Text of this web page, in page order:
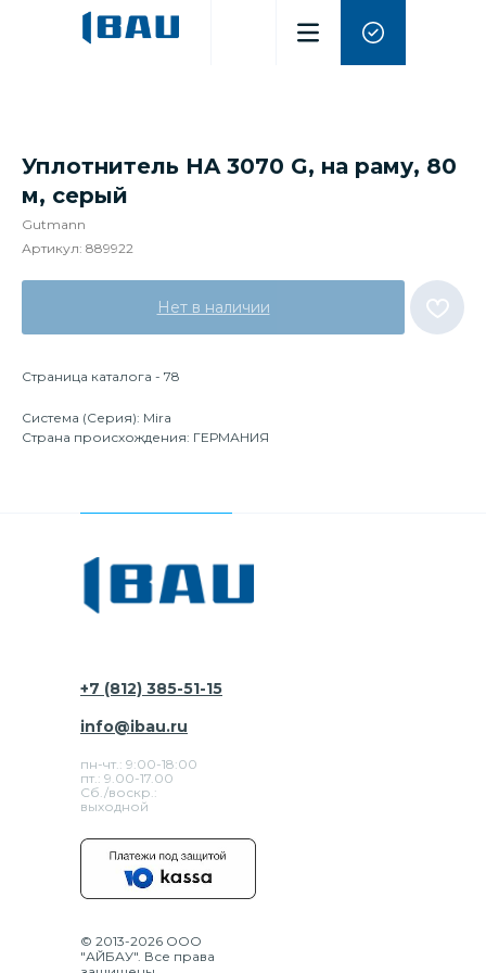
Уплотнитель HA 3070 G, на раму, 80
м, серый
Gutmann
Артикул: 889922
Нет в наличии
Страница каталога - 78
Система (Серия): Mira
Страна происхождения: ГЕРМАНИЯ
+7 (812) 385-51-15
пн-чт.: 9:00-18:00
пт.: 9.00-17.00
Сб./воскр.:
выходной
info@ibau.ru
© 2013-2026 ООО
"АЙБАУ". Все права